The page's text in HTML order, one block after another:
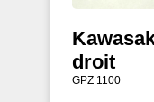
droit
GPZ 1100